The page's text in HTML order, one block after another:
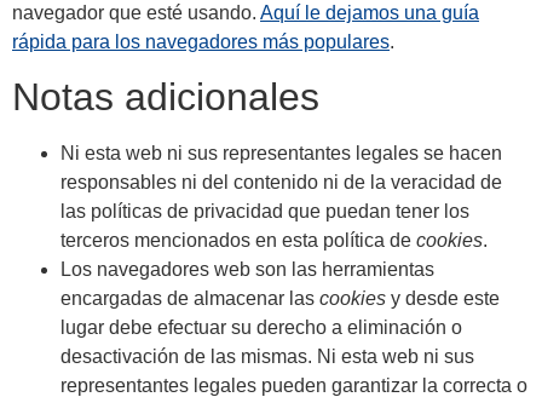
navegador que esté usando. Aquí le dejamos una guía
rápida para los navegadores más populares.
Notas adicionales
Ni esta web ni sus representantes legales se hacen
responsables ni del contenido ni de la veracidad de
las políticas de privacidad que puedan tener los
terceros mencionados en esta política de cookies.
Los navegadores web son las herramientas
encargadas de almacenar las cookies y desde este
lugar debe efectuar su derecho a eliminación o
desactivación de las mismas. Ni esta web ni sus
representantes legales pueden garantizar la correcta o